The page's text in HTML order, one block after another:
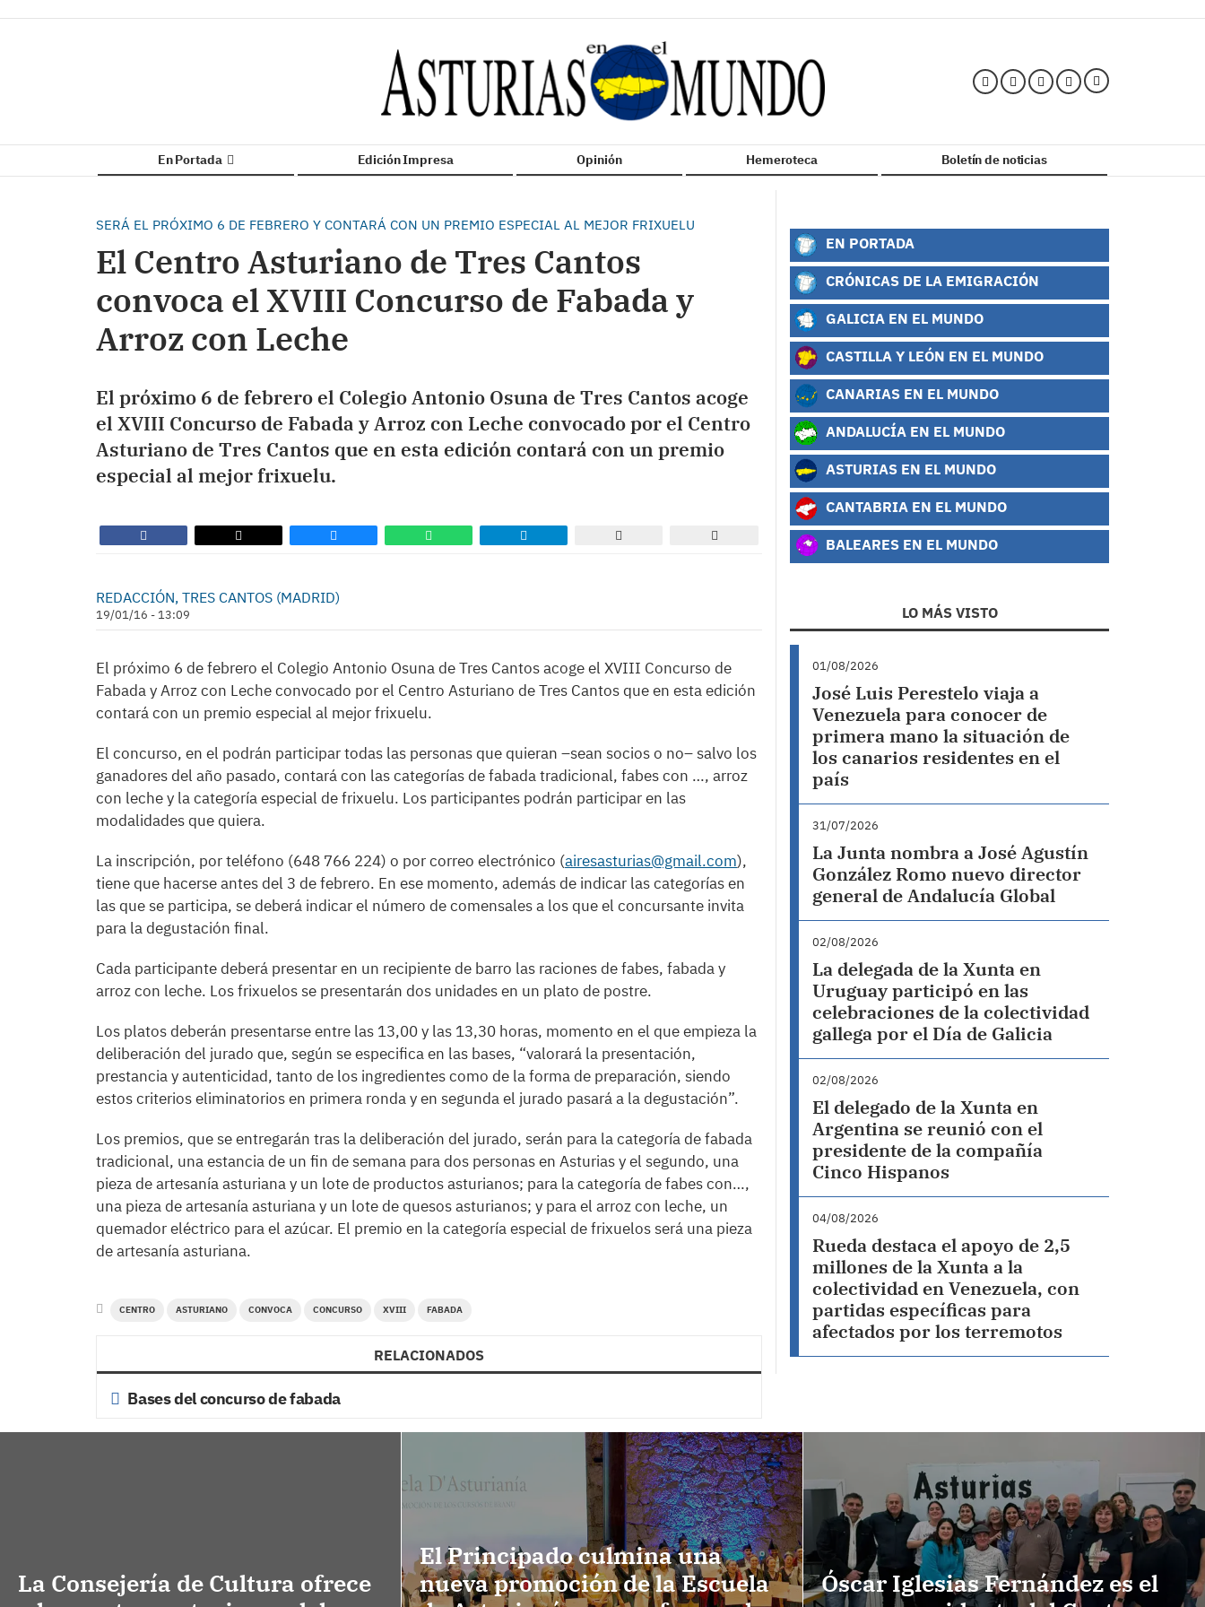
En Portada Edición Impresa Opinión Hemeroteca Boletín de noticias
SERÁ EL PRÓXIMO 6 DE FEBRERO Y CONTARÁ CON UN PREMIO ESPECIAL AL MEJOR FRIXUELU
El Centro Asturiano de Tres Cantos
convoca el XVIII Concurso de Fabada y
Arroz con Leche
El próximo 6 de febrero el Colegio Antonio Osuna de Tres Cantos acoge
el XVIII Concurso de Fabada y Arroz con Leche convocado por el Centro
Asturiano de Tres Cantos que en esta edición contará con un premio
especial al mejor frixuelu.
REDACCIÓN, TRES CANTOS (MADRID)
19/01/16 - 13:09
El próximo 6 de febrero el Colegio Antonio Osuna de Tres Cantos acoge el XVIII Concurso de
Fabada y Arroz con Leche convocado por el Centro Asturiano de Tres Cantos que en esta edición
contará con un premio especial al mejor frixuelu.
El concurso, en el podrán participar todas las personas que quieran –sean socios o no– salvo los
ganadores del año pasado, contará con las categorías de fabada tradicional, fabes con …, arroz
con leche y la categoría especial de frixuelu. Los participantes podrán participar en las
modalidades que quiera.
La inscripción, por teléfono (648 766 224) o por correo electrónico (airesasturias@gmail.com),
tiene que hacerse antes del 3 de febrero. En ese momento, además de indicar las categorías en
las que se participa, se deberá indicar el número de comensales a los que el concursante invita
para la degustación final.
Cada participante deberá presentar en un recipiente de barro las raciones de fabes, fabada y
arroz con leche. Los frixuelos se presentarán dos unidades en un plato de postre.
Los platos deberán presentarse entre las 13,00 y las 13,30 horas, momento en el que empieza la
deliberación del jurado que, según se especifica en las bases, “valorará la presentación,
prestancia y autenticidad, tanto de los ingredientes como de la forma de preparación, siendo
estos criterios eliminatorios en primera ronda y en segunda el jurado pasará a la degustación”.
Los premios, que se entregarán tras la deliberación del jurado, serán para la categoría de fabada
tradicional, una estancia de un fin de semana para dos personas en Asturias y el segundo, una
pieza de artesanía asturiana y un lote de productos asturianos; para la categoría de fabes con…,
una pieza de artesanía asturiana y un lote de quesos asturianos; y para el arroz con leche, un
quemador eléctrico para el azúcar. El premio en la categoría especial de frixuelos será una pieza
de artesanía asturiana.
CENTRO ASTURIANO CONVOCA CONCURSO XVIII FABADA
RELACIONADOS
Bases del concurso de fabada
EN PORTADA
CRÓNICAS DE LA EMIGRACIÓN
GALICIA EN EL MUNDO
CASTILLA Y LEÓN EN EL MUNDO
CANARIAS EN EL MUNDO
ANDALUCÍA EN EL MUNDO
ASTURIAS EN EL MUNDO
CANTABRIA EN EL MUNDO
BALEARES EN EL MUNDO
LO MÁS VISTO
01/08/2026
José Luis Perestelo viaja a
Venezuela para conocer de
primera mano la situación de
los canarios residentes en el
país
31/07/2026
La Junta nombra a José Agustín
González Romo nuevo director
general de Andalucía Global
02/08/2026
La delegada de la Xunta en
Uruguay participó en las
celebraciones de la colectividad
gallega por el Día de Galicia
02/08/2026
El delegado de la Xunta en
Argentina se reunió con el
presidente de la compañía
Cinco Hispanos
04/08/2026
Rueda destaca el apoyo de 2,5
millones de la Xunta a la
colectividad en Venezuela, con
partidas específicas para
afectados por los terremotos
La Consejería de Cultura ofrece
El Principado culmina una
nueva promoción de la Escuela
Óscar Iglesias Fernández es el